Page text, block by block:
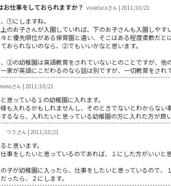
お仕事をしておられますか？ vivadaraさん | 2011/10/21
①にしますね。
のお子さんが入園していれば、下のお子さんも入園しやす
と優先順位がある保育園と違い、そこはある程度柔軟だと
おられないのなら、②でもいいかなと思います。
②の幼稚園は英語教育をされていないとのことですが、他
家が英語にこだわるのなら話は別ですが、一切教育をされ
nonoさん | 2011/10/21
思っている１の幼稚園に入れます。
も入れるかもしれませんし、そのときでないとわからない事
るなら、入れたいと思っている幼稚園の方に入れた方が良い
つうさん | 2011/10/21
と思います。
事をしたいと思っているのであれば、１にした方がいいと思
子が幼稚園に入ったら、仕事をしたいと思っているので、
ったら、２にします。